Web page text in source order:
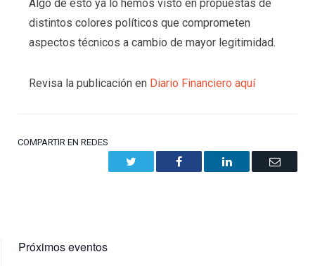
Algo de esto ya lo hemos visto en propuestas de
distintos colores políticos que comprometen
aspectos técnicos a cambio de mayor legitimidad.
Revisa la publicación en Diario Financiero aquí
COMPARTIR EN REDES
Facebook LinkedIn Email
Próximos eventos